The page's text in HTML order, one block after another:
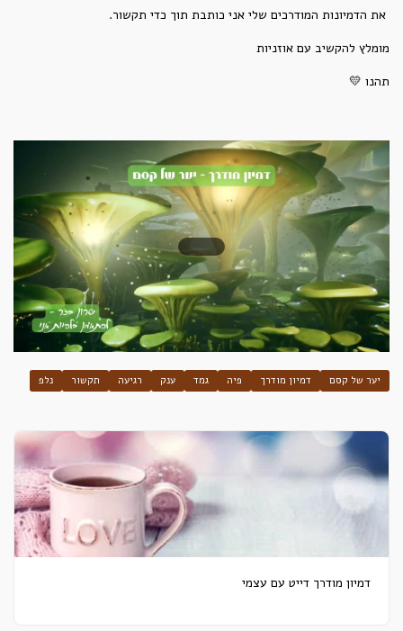
את הדמיונות המודרכים שלי אני כותבת תוך כדי תקשור.
מומלץ להקשיב עם אוזניות
תהנו 💛
יער של קסם דמיון מודרך פיה גמד ענק רגיעה תקשור נלפ
דמיון מודרך דייט עם עצמי